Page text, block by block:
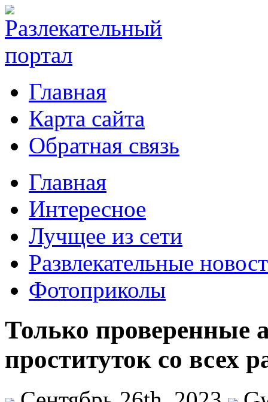
Главная
Карта сайта
Обратная связь
Главная
Интересное
Лучщее из сети
Развлекательные
Фотоприколы
Только проверенные
проституток со всех